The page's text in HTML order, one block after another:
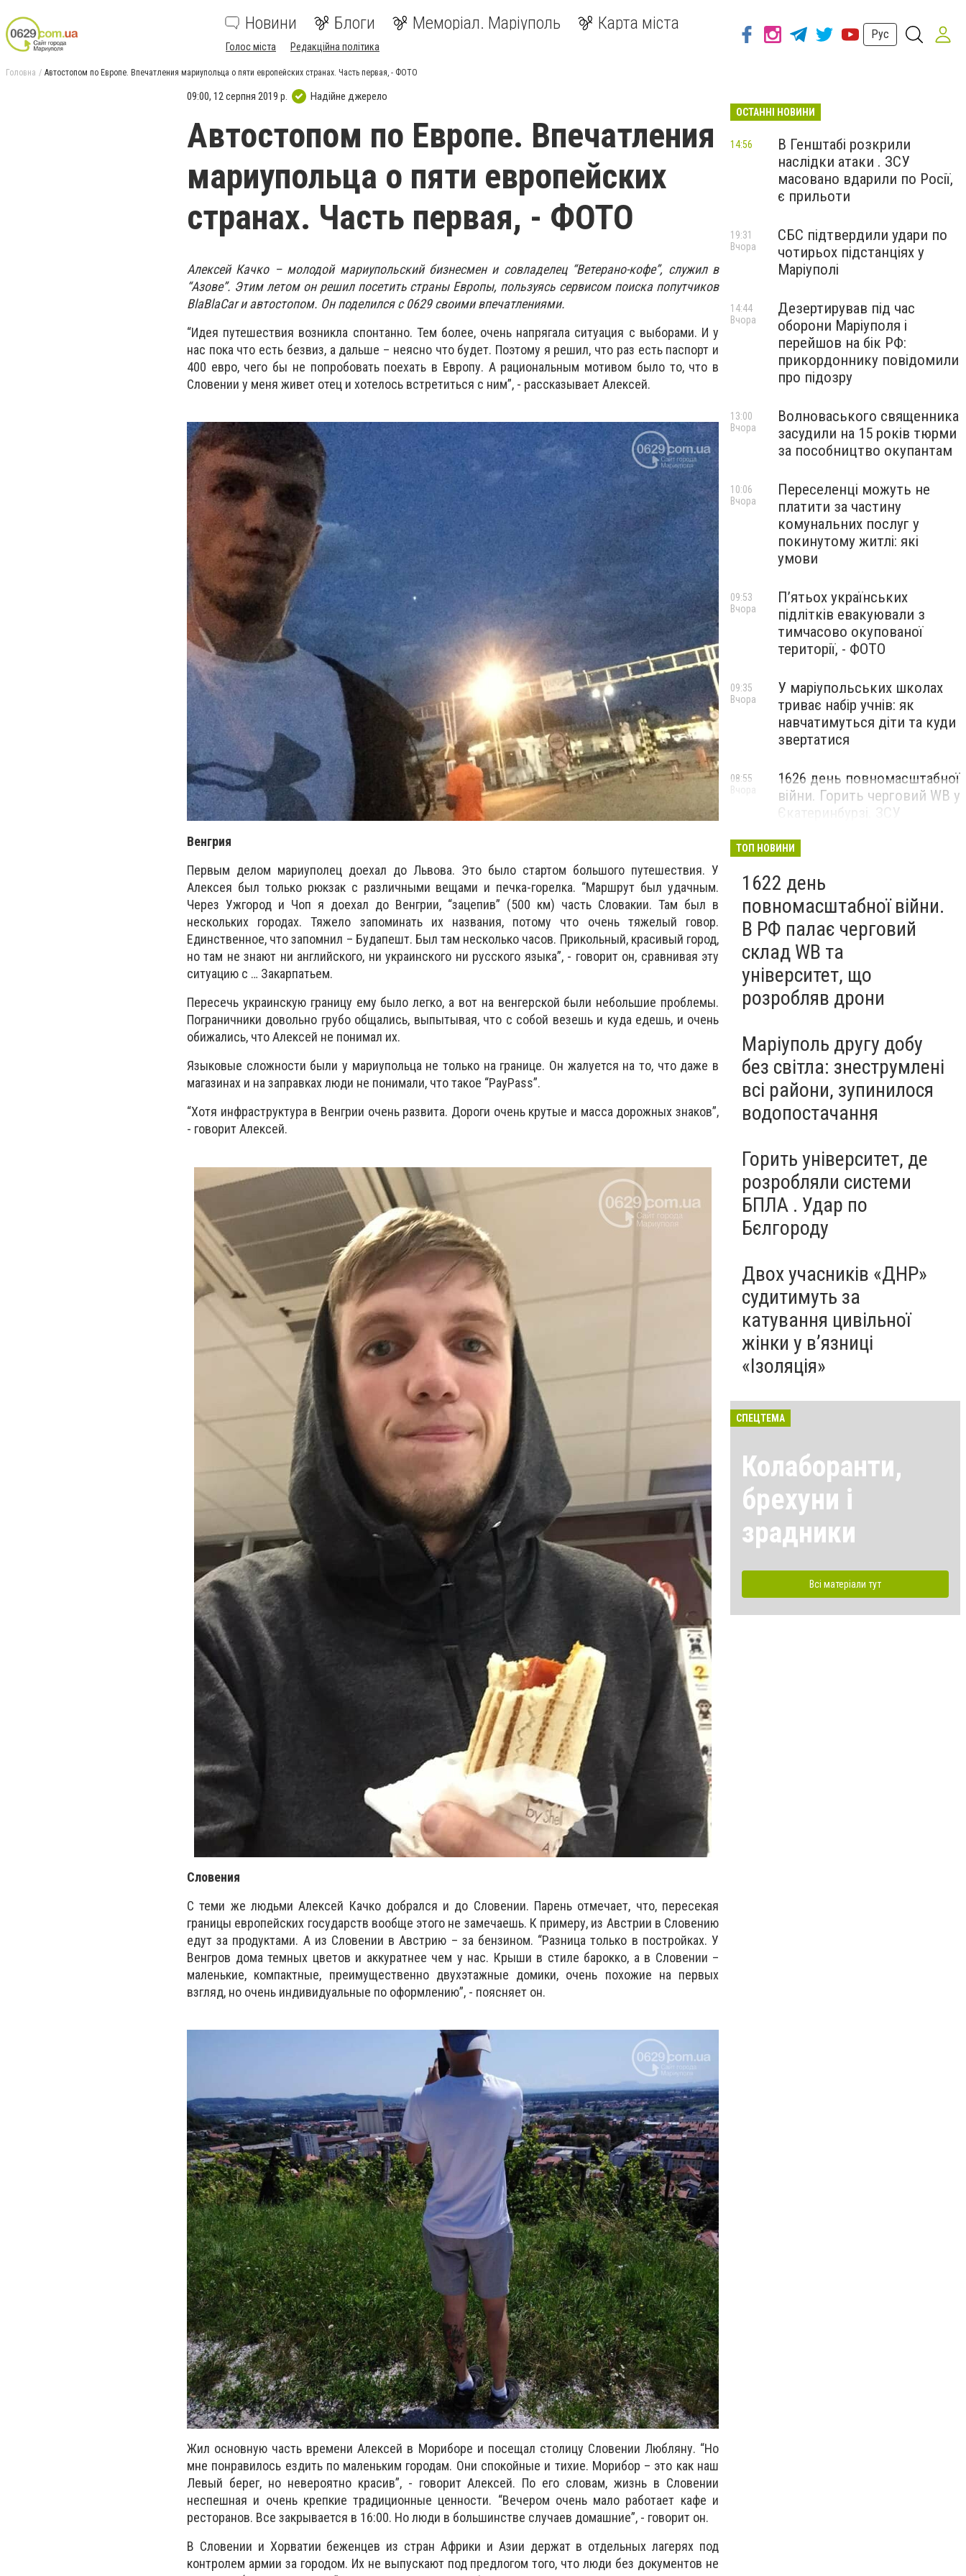
Новини Блоги Меморіал. Маріуполь Карта міста
Голос міста Редакційна політика
Рус
Головна Автостопом по Европе. Впечатления мариупольца о пяти европейских странах. Часть первая, - ФОТО
09:00, 12 серпня 2019 р. Надійне джерело
Автостопом по Европе. Впечатления
мариупольца о пяти европейских
странах. Часть первая, - ФОТО
Алексей Качко – молодой мариупольский бизнесмен и совладелец “Ветерано-кофе”, служил в
“Азове”. Этим летом он решил посетить страны Европы, пользуясь сервисом поиска попутчиков
BlaBlaCar и автостопом. Он поделился с 0629 своими впечатлениями.
“Идея путешествия возникла спонтанно. Тем более, очень напрягала ситуация с выборами. И у
нас пока что есть безвиз, а дальше – неясно что будет. Поэтому я решил, что раз есть паспорт и
400 евро, чего бы не попробовать поехать в Европу. А рациональным мотивом было то, что в
Словении у меня живет отец и хотелось встретиться с ним”, - рассказывает Алексей.
Венгрия
Первым делом мариуполец доехал до Львова. Это было стартом большого путешествия. У
Алексея был только рюкзак с различными вещами и печка-горелка. “Маршрут был удачным.
Через Ужгород и Чоп я доехал до Венгрии, “зацепив” (500 км) часть Словакии. Там был в
нескольких городах. Тяжело запоминать их названия, потому что очень тяжелый говор.
Единственное, что запомнил – Будапешт. Был там несколько часов. Прикольный, красивый город,
но там не знают ни английского, ни украинского ни русского языка”, - говорит он, сравнивая эту
ситуацию с … Закарпатьем.
Пересечь украинскую границу ему было легко, а вот на венгерской были небольшие проблемы.
Пограничники довольно грубо общались, выпытывая, что с собой везешь и куда едешь, и очень
обижались, что Алексей не понимал их.
Языковые сложности были у мариупольца не только на границе. Он жалуется на то, что даже в
магазинах и на заправках люди не понимали, что такое “PayPass”.
“Хотя инфраструктура в Венгрии очень развита. Дороги очень крутые и масса дорожных знаков”,
- говорит Алексей.
Словения
С теми же людьми Алексей Качко добрался и до Словении. Парень отмечает, что, пересекая
границы европейских государств вообще этого не замечаешь. К примеру, из Австрии в Словению
едут за продуктами. А из Словении в Австрию – за бензином. “Разница только в постройках. У
Венгров дома темных цветов и аккуратнее чем у нас. Крыши в стиле барокко, а в Словении –
маленькие, компактные, преимущественно двухэтажные домики, очень похожие на первых
взгляд, но очень индивидуальные по оформлению”, - поясняет он.
Жил основную часть времени Алексей в Мориборе и посещал столицу Словении Любляну. “Но
мне понравилось ездить по маленьким городам. Они спокойные и тихие. Морибор – это как наш
Левый берег, но невероятно красив”, - говорит Алексей. По его словам, жизнь в Словении
неспешная и очень крепкие традиционные ценности. “Вечером очень мало работает кафе и
ресторанов. Все закрывается в 16:00. Но люди в большинстве случаев домашние”, - говорит он.
В Словении и Хорватии беженцев из стран Африки и Азии держат в отдельных лагерях под
контролем армии за городом. Их не выпускают под предлогом того, что люди без документов не
ОСТАННІ НОВИНИ
В Генштабі розкрили
наслідки атаки . ЗСУ
масовано вдарили по Росії,
є прильоти
14:56
СБС підтвердили удари по
чотирьох підстанціях у
Маріуполі
19:31
Вчора
Дезертирував під час
оборони Маріуполя і
перейшов на бік РФ:
прикордоннику повідомили
про підозру
14:44
Вчора
Волноваського священника
засудили на 15 років тюрми
за пособництво окупантам
13:00
Вчора
Переселенці можуть не
платити за частину
комунальних послуг у
покинутому житлі: які
умови
10:06
Вчора
П’ятьох українських
підлітків евакуювали з
тимчасово окупованої
території, - ФОТО
09:53
Вчора
У маріупольських школах
триває набір учнів: як
навчатимуться діти та куди
звертатися
09:35
Вчора
1626 день повномасштабної
війни. Горить черговий WB у
Єкатеринбурзі. ЗСУ
Маріуполі
08:55
Вчора
ТОП НОВИНИ
1622 день
повномасштабної війни.
В РФ палає черговий
склад WB та
університет, що
розробляв дрони
Маріуполь другу добу
без світла: знеструмлені
всі райони, зупинилося
водопостачання
Горить університет, де
розробляли системи
БПЛА . Удар по
Бєлгороду
Двох учасників «ДНР»
судитимуть за
катування цивільної
жінки у в’язниці
«Ізоляція»
СПЕЦТЕМА
Колаборанти,
брехуни і
зрадники
Всі матеріали тут